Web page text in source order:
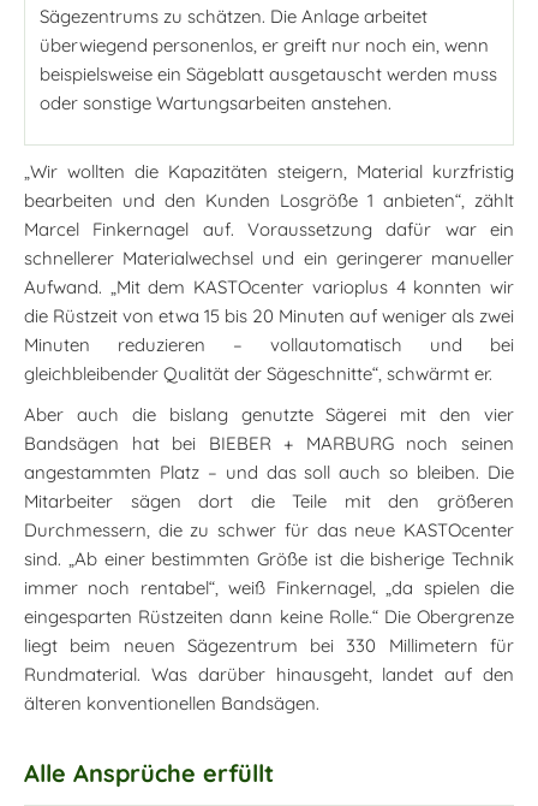
Sägezentrums zu schätzen. Die Anlage arbeitet
überwiegend personenlos, er greift nur noch ein, wenn
beispielsweise ein Sägeblatt ausgetauscht werden muss
oder sonstige Wartungsarbeiten anstehen.
„Wir wollten die Kapazitäten steigern, Material kurzfristig
bearbeiten und den Kunden Losgröße 1 anbieten“, zählt
Marcel Finkernagel auf. Voraussetzung dafür war ein
schnellerer Materialwechsel und ein geringerer manueller
Aufwand. „Mit dem KASTOcenter varioplus 4 konnten wir
die Rüstzeit von etwa 15 bis 20 Minuten auf weniger als zwei
Minuten reduzieren – vollautomatisch und bei
gleichbleibender Qualität der Sägeschnitte“, schwärmt er.
Aber auch die bislang genutzte Sägerei mit den vier
Bandsägen hat bei BIEBER + MARBURG noch seinen
angestammten Platz – und das soll auch so bleiben. Die
Mitarbeiter sägen dort die Teile mit den größeren
Durchmessern, die zu schwer für das neue KASTOcenter
sind. „Ab einer bestimmten Größe ist die bisherige Technik
immer noch rentabel“, weiß Finkernagel, „da spielen die
eingesparten Rüstzeiten dann keine Rolle.“ Die Obergrenze
liegt beim neuen Sägezentrum bei 330 Millimetern für
Rundmaterial. Was darüber hinausgeht, landet auf den
älteren konventionellen Bandsägen.
Alle Ansprüche erfüllt